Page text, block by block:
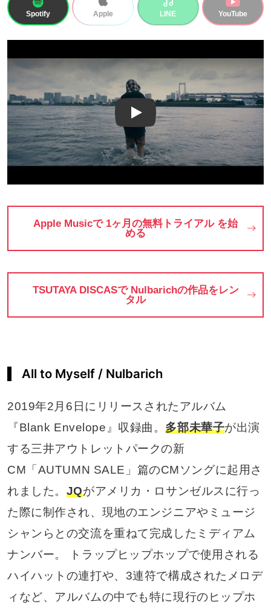
Spotify Apple LINE YouTube
Apple Musicで 1ヶ月の無料トライアル を始
める
TSUTAYA DISCASで Nulbarichの作品をレン
タル
All to Myself / Nulbarich
2019年2月6日にリリースされたアルバム
『Blank Envelope』収録曲。多部未華子が出演
する三井アウトレットパークの新
CM「AUTUMN SALE」篇のCMソングに起用さ
れました。 JQがアメリカ・ロサンゼルスに行っ
た際に制作され、現地のエンジニアやミュージ
シャンらとの交流を重ねて完成したミディアム
ナンバー。 トラップヒップホップで使用される
ハイハットの連打や、3連符で構成されたメロデ
ィなど、アルバムの中でも特に現行のヒップホ